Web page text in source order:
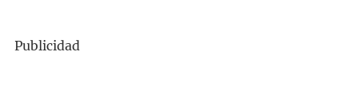
Publicidad